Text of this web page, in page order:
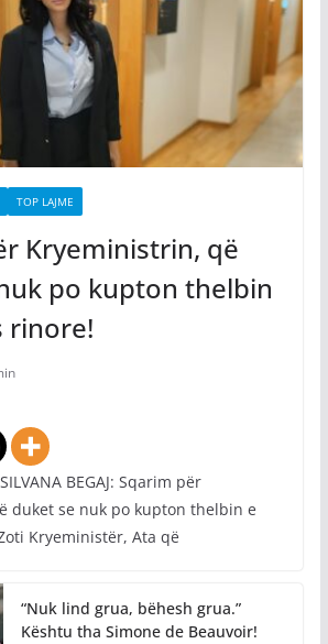
TOP LAJME
Kryeministrin, që
po kupton thelbin
rinore!
BEGAJ: Sqarim për
duket se nuk po kupton thelbin e
Kryeministër, Ata që
“Nuk lind grua, bëhesh grua.”
Kështu tha Simone de Beauvoir!